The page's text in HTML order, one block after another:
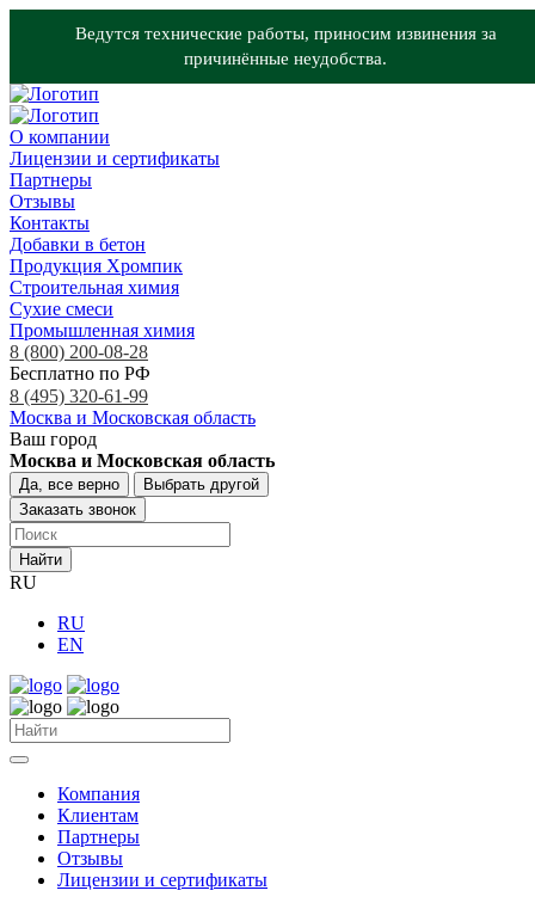
Ведутся технические работы, приносим извинения за
причинённые неудобства.
О компании
Лицензии и сертификаты
Партнеры
Отзывы
Контакты
Добавки в бетон
Продукция Хромпик
Строительная химия
Сухие смеси
Промышленная химия
8 (800) 200-08-28
Бесплатно по РФ
8 (495) 320-61-99
Москва и Московская область
Ваш город
Москва и Московская область
Да, все верно
Выбрать другой
Заказать звонок
Найти
RU
RU
EN
Компания
Клиентам
Партнеры
Отзывы
Лицензии и сертификаты